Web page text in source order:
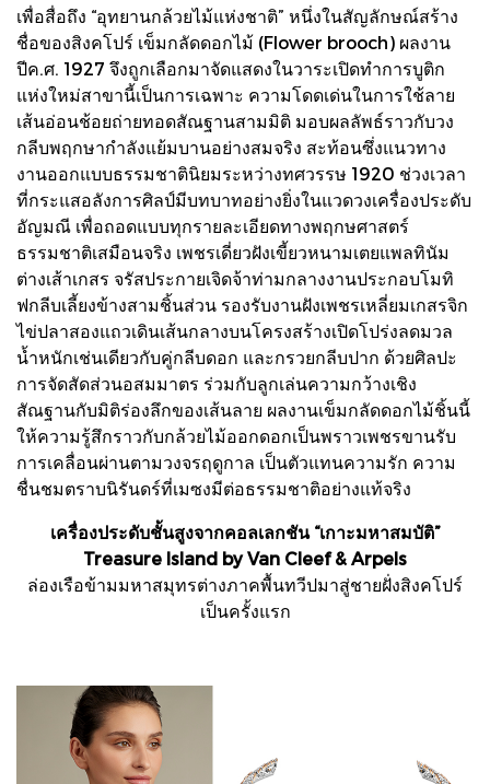
เพื่อสื่อถึง “อุทยานกล้วยไม้แห่งชาติ” หนึ่งในสัญลักษณ์สร้าง
ชื่อของสิงคโปร์ เข็มกลัดดอกไม้ (Flower brooch) ผลงาน
ปีค.ศ. 1927 จึงถูกเลือกมาจัดแสดงในวาระเปิดทำการบูติก
แห่งใหม่สาขานี้เป็นการเฉพาะ ความโดดเด่นในการใช้ลาย
เส้นอ่อนช้อยถ่ายทอดสัณฐานสามมิติ มอบผลลัพธ์ราวกับวง
กลีบพฤกษากำลังแย้มบานอย่างสมจริง สะท้อนซึ่งแนวทาง
งานออกแบบธรรมชาตินิยมระหว่างทศวรรษ 1920 ช่วงเวลา
ที่กระแสอลังการศิลป์มีบทบาทอย่างยิ่งในแวดวงเครื่องประดับ
อัญมณี เพื่อถอดแบบทุกรายละเอียดทางพฤกษศาสตร์
ธรรมชาติเสมือนจริง เพชรเดี่ยวฝังเขี้ยวหนามเตยแพลทินัม
ต่างเส้าเกสร จรัสประกายเจิดจ้าท่ามกลางงานประกอบโมทิ
ฟกลีบเลี้ยงข้างสามชิ้นส่วน รองรับงานฝังเพชรเหลี่ยมเกสรจิก
ไข่ปลาสองแถวเดินเส้นกลางบนโครงสร้างเปิดโปร่งลดมวล
น้ำหนักเช่นเดียวกับคู่กลีบดอก และกรวยกลีบปาก ด้วยศิลปะ
การจัดสัดส่วนอสมมาตร ร่วมกับลูกเล่นความกว้างเชิง
สัณฐานกับมิติร่องลึกของเส้นลาย ผลงานเข็มกลัดดอกไม้ชิ้นนี้
ให้ความรู้สึกราวกับกล้วยไม้ออกดอกเป็นพราวเพชรขานรับ
การเคลื่อนผ่านตามวงจรฤดูกาล เป็นตัวแทนความรัก ความ
ชื่นชมตราบนิรันดร์ที่เมซงมีต่อธรรมชาติอย่างแท้จริง
เครื่องประดับชั้นสูงจากคอลเลกชัน “เกาะมหาสมบัติ”
Treasure Island by Van Cleef & Arpels
ล่องเรือข้ามมหาสมุทรต่างภาคพื้นทวีปมาสู่ชายฝั่งสิงคโปร์
เป็นครั้งแรก